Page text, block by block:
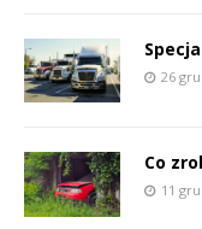
26
Co
11